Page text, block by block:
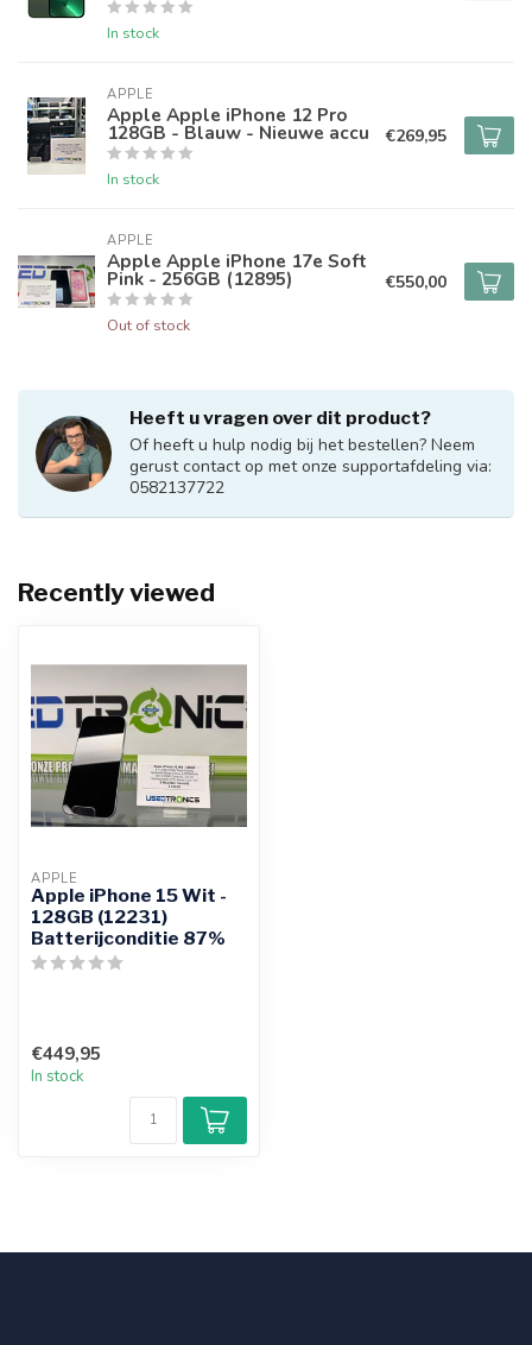
In stock
APPLE
Apple Apple iPhone 12 Pro
128GB - Blauw - Nieuwe accu
In stock
€269,95
APPLE
Apple Apple iPhone 17e Soft
Pink - 256GB (12895)
Out of stock
€550,00
Heeft u vragen over dit product?
Of heeft u hulp nodig bij het bestellen? Neem
gerust contact op met onze supportafdeling via:
0582137722
Recently viewed
APPLE
Apple iPhone 15 Wit -
128GB (12231)
Batterijconditie 87%
€449,95
In stock